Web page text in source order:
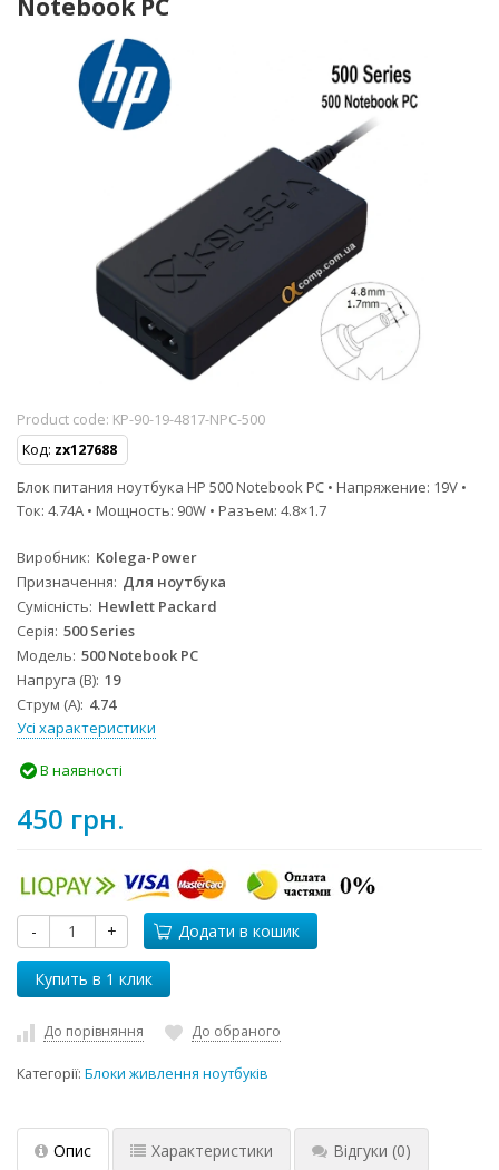
Notebook PC
Product code: KP-90-19-4817-NPC-500
Код: zx127688
Блок питания ноутбука HP 500 Notebook PC • Напряжение: 19V •
Ток: 4.74A • Мощность: 90W • Разъем: 4.8×1.7
Виробник Kolega-Power
Призначення Для ноутбука
Сумісність Hewlett Packard
Серія 500 Series
Модель 500 Notebook PC
Напруга (В) 19
Струм (А) 4.74
Усі характеристики
В наявності
450 грн.
- + Додати в кошик
До порівняння До обраного
Категорії: Блоки живлення ноутбуків
Опис Характеристики Відгуки (0)